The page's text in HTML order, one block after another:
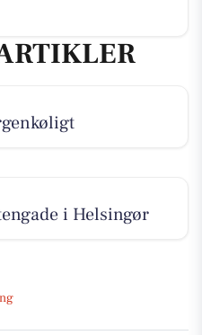
i Helsingør